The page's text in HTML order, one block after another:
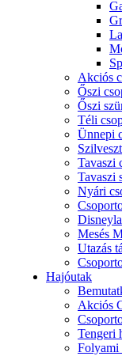
Akciós
Őszi
Őszi
Téli
Ünnepi
Tavaszi
Tavaszi
Nyári
Mesés
Utazás
Hajóutak
Akciós
Tengeri
Folyami